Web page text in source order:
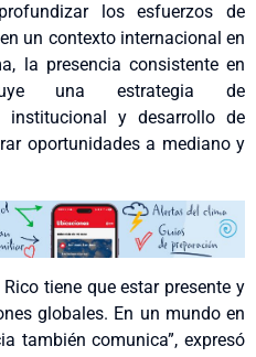
los esfuerzos de
un contexto internacional en
la presencia consistente en
una estrategia de
institucional y desarrollo de
oportunidades a mediano y
tiene que estar presente y
globales. En un mundo en
también comunica”, expresó